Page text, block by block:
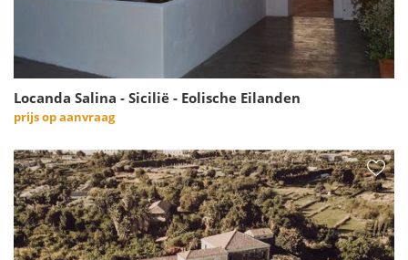
Locanda Salina - Sicilië - Eolische Eilanden
prijs op aanvraag